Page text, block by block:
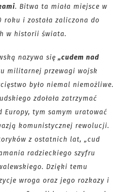
. Bitwa ta miała miejsce w
roku i została zaliczona do
w historii świata.
nazywa się „cudem nad
militarnej przewagi wojsk
było niemal niemożliwe.
zdołała zatrzymać
Europy, tym samym uratować
komunistycznej rewolucji.
z ostatnich lat, „cud
radzieckiego szyfru
Dzięki temu
wroga oraz jego rozkazy i